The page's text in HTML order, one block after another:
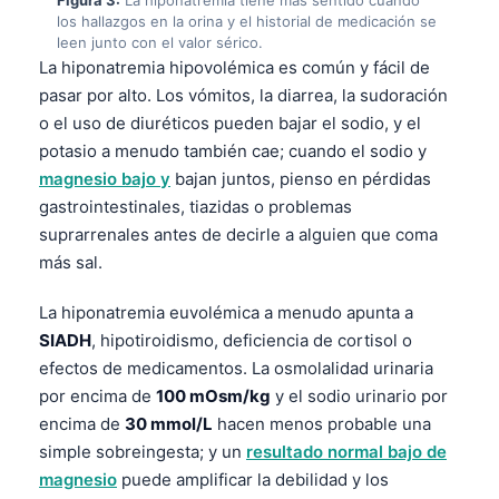
los hallazgos en la orina y el historial de medicación se
leen junto con el valor sérico.
La hiponatremia hipovolémica es común y fácil de
pasar por alto. Los vómitos, la diarrea, la sudoración
o el uso de diuréticos pueden bajar el sodio, y el
potasio a menudo también cae; cuando el sodio y
magnesio bajo y bajan juntos, pienso en pérdidas
gastrointestinales, tiazidas o problemas
suprarrenales antes de decirle a alguien que coma
más sal.
La hiponatremia euvolémica a menudo apunta a
SIADH, hipotiroidismo, deficiencia de cortisol o
efectos de medicamentos. La osmolalidad urinaria
por encima de 100 mOsm/kg y el sodio urinario por
encima de 30 mmol/L hacen menos probable una
simple sobreingesta; y un resultado normal bajo de
magnesio puede amplificar la debilidad y los